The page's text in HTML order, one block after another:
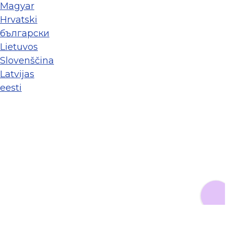
Magyar
Hrvatski
български
Lietuvos
Slovenščina
Latvijas
eesti